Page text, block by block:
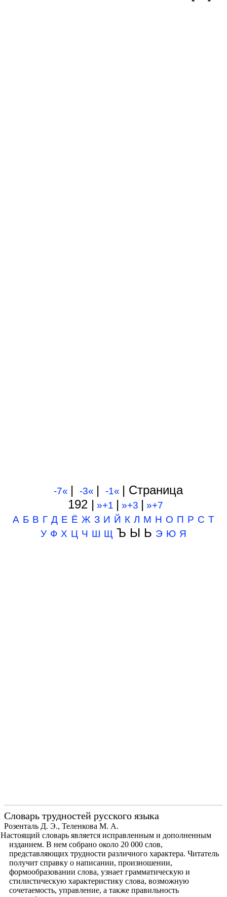
-7« | -3« | -1« | Cтраница
192 | »+1 | »+3 | »+7
А Б В Г Д Е Ё Ж З И Й К Л М Н О П Р С Т
У Ф Х Ц Ч Ш Щ Ъ Ы Ь Э Ю Я
Словарь трудностей русского языка
Розенталь Д. Э., Теленкова М. А.
Настоящий словарь является исправленным и дополненным
изданием. В нем собрано около 20 000 слов,
представляющих трудности различного характера. Читатель
получит справку о написании, произношении,
формообразовании слова, узнает грамматическую и
стилистическую характеристику слова, возможную
сочетаемость, управление, а также правильность